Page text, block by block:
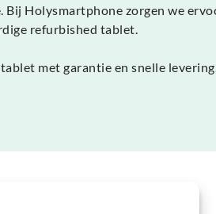
Holysmartphone zorgen we
refurbished tablet.
met garantie en snelle